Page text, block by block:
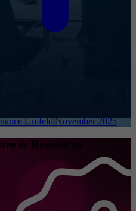
Umfeld November 2025
& Reseller zu